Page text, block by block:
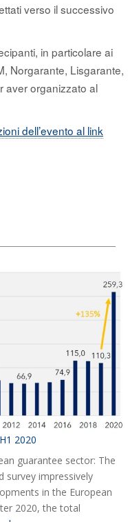
verso il successivo
in particolare ai
Norgarante, Lisgarante,
aver organizzato al
dell’evento al link
2020
guarantee sector: The
survey impressively
in the European
2020, the total